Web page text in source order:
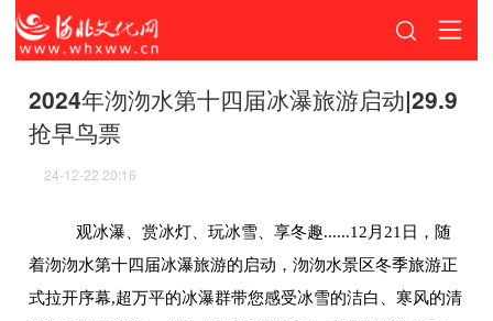
2024年沕沕水第十四届冰瀑旅游启动|29.9
抢早鸟票
24-12-22 20:16
观冰瀑、赏冰灯、玩冰雪、享冬趣......12月21日，随
着沕沕水第十四届冰瀑旅游的启动，沕沕水景区冬季旅游正
式拉开序幕,超万平的冰瀑群带您感受冰雪的洁白、寒风的清